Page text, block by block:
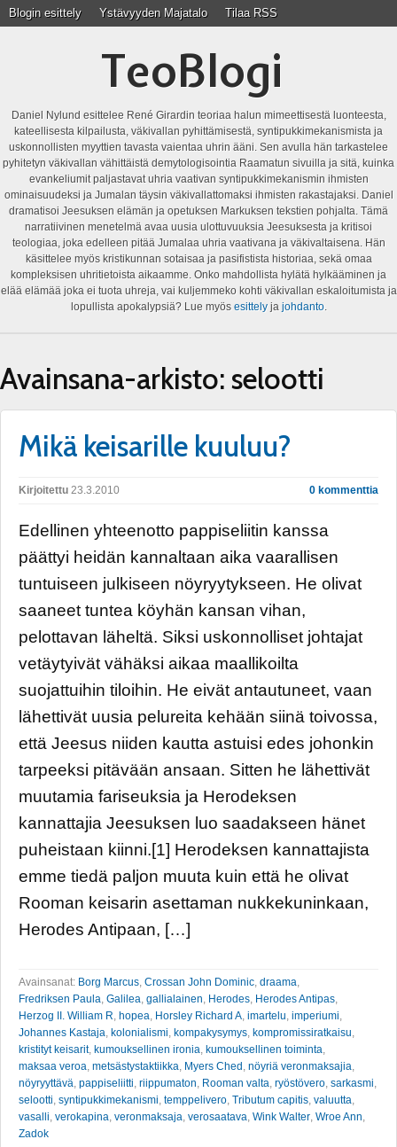
Blogin esittely Ystävyyden Majatalo Tilaa RSS
TeoBlogi
Daniel Nylund esittelee René Girardin teoriaa halun mimeettisestä luonteesta,
kateellisesta kilpailusta, väkivallan pyhittämisestä, syntipukkimekanismista ja
uskonnollisten myyttien tavasta vaientaa uhrin ääni. Sen avulla hän tarkastelee
pyhitetyn väkivallan vähittäistä demytologisointia Raamatun sivuilla ja sitä, kuinka
evankeliumit paljastavat uhria vaativan syntipukkimekanismin ihmisten
ominaisuudeksi ja Jumalan täysin väkivallattomaksi ihmisten rakastajaksi. Daniel
dramatisoi Jeesuksen elämän ja opetuksen Markuksen tekstien pohjalta. Tämä
narratiivinen menetelmä avaa uusia ulottuvuuksia Jeesuksesta ja kritisoi
teologiaa, joka edelleen pitää Jumalaa uhria vaativana ja väkivaltaisena. Hän
käsittelee myös kristikunnan sotaisaa ja pasifistista historiaa, sekä omaa
kompleksisen uhritietoista aikaamme. Onko mahdollista hylätä hylkääminen ja
elää elämää joka ei tuota uhreja, vai kuljemmeko kohti väkivallan eskaloitumista ja
lopullista apokalypsiä? Lue myös esittelyja johdanto.
Avainsana-arkisto: selootti
Mikä keisarille kuuluu?
Kirjoitettu 23.3.2010 0 kommenttia
Edellinen yhteenotto pappiseliitin kanssa
päättyi heidän kannaltaan aika vaarallisen
tuntuiseen julkiseen nöyryytykseen. He olivat
saaneet tuntea köyhän kansan vihan,
pelottavan läheltä. Siksi uskonnolliset johtajat
vetäytyivät vähäksi aikaa maallikoilta
suojattuihin tiloihin. He eivät antautuneet, vaan
lähettivät uusia pelureita kehään siinä toivossa,
että Jeesus niiden kautta astuisi edes johonkin
tarpeeksi pitävään ansaan. Sitten he lähettivät
muutamia fariseuksia ja Herodeksen
kannattajia Jeesuksen luo saadakseen hänet
puheistaan kiinni.[1] Herodeksen kannattajista
emme tiedä paljon muuta kuin että he olivat
Rooman keisarin asettaman nukkekuninkaan,
Herodes Antipaan, […]
Avainsanat: Borg Marcus Crossan John Dominic draama
Fredriksen Paula Galilea gallialainen Herodes Herodes Antipas
Herzog II. William R hopea Horsley Richard A imartelu imperiumi
Johannes Kastaja kolonialismi kompakysymys kompromissiratkaisu
kristityt keisarit, kumouksellinen ironia kumouksellinen toiminta
maksaa veroa metsästystaktiikka Myers Ched nöyriä veronmaksajia
nöyryyttävä pappiseliitti riippumaton Rooman valta ryöstövero sarkasmi
selootti syntipukkimekanismi temppelivero Tributum capitis valuutta
vasalli verokapina veronmaksaja verosaatava Wink Walter Wroe Ann
Zadok